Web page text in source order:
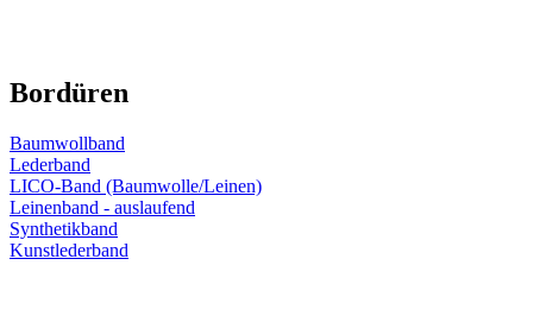
Bordüren
Baumwollband
Lederband
LICO-Band (Baumwolle/Leinen)
Leinenband - auslaufend
Synthetikband
Kunstlederband